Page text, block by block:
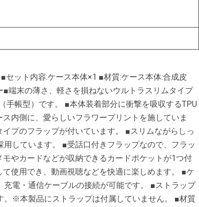
セット内容:ケース本体×1 ■材質:ケース本体:合成皮
端末の薄さ、軽さを損ねないウルトラスリムタイプ
手帳型）です。 ■本体装着部分に衝撃を吸収するTPU
内側に、愛らしいフラワープリントを施していま
プのフラップが付いています。 ■スリムながらしっ
しています。 ■受話口付きフラップなので、フラッ
やカードなどが収納できるカードポケットが1つ付
使用でき、動画視聴などを快適に楽しめます。 ■ケ
電・通信ケーブルの接続が可能です。 ■ストラップ
※本製品にストラップは付属していません。 ■材質